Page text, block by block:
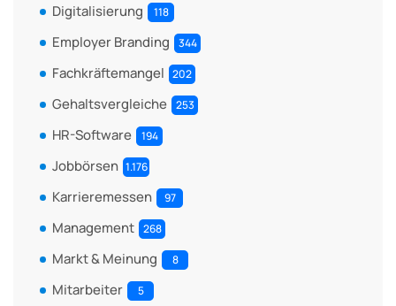
Digitalisierung 118
Employer Branding 344
Fachkräftemangel 202
Gehaltsvergleiche 253
HR-Software 194
Jobbörsen 1.176
Karrieremessen 97
Management 268
Markt & Meinung 8
Mitarbeiter 5